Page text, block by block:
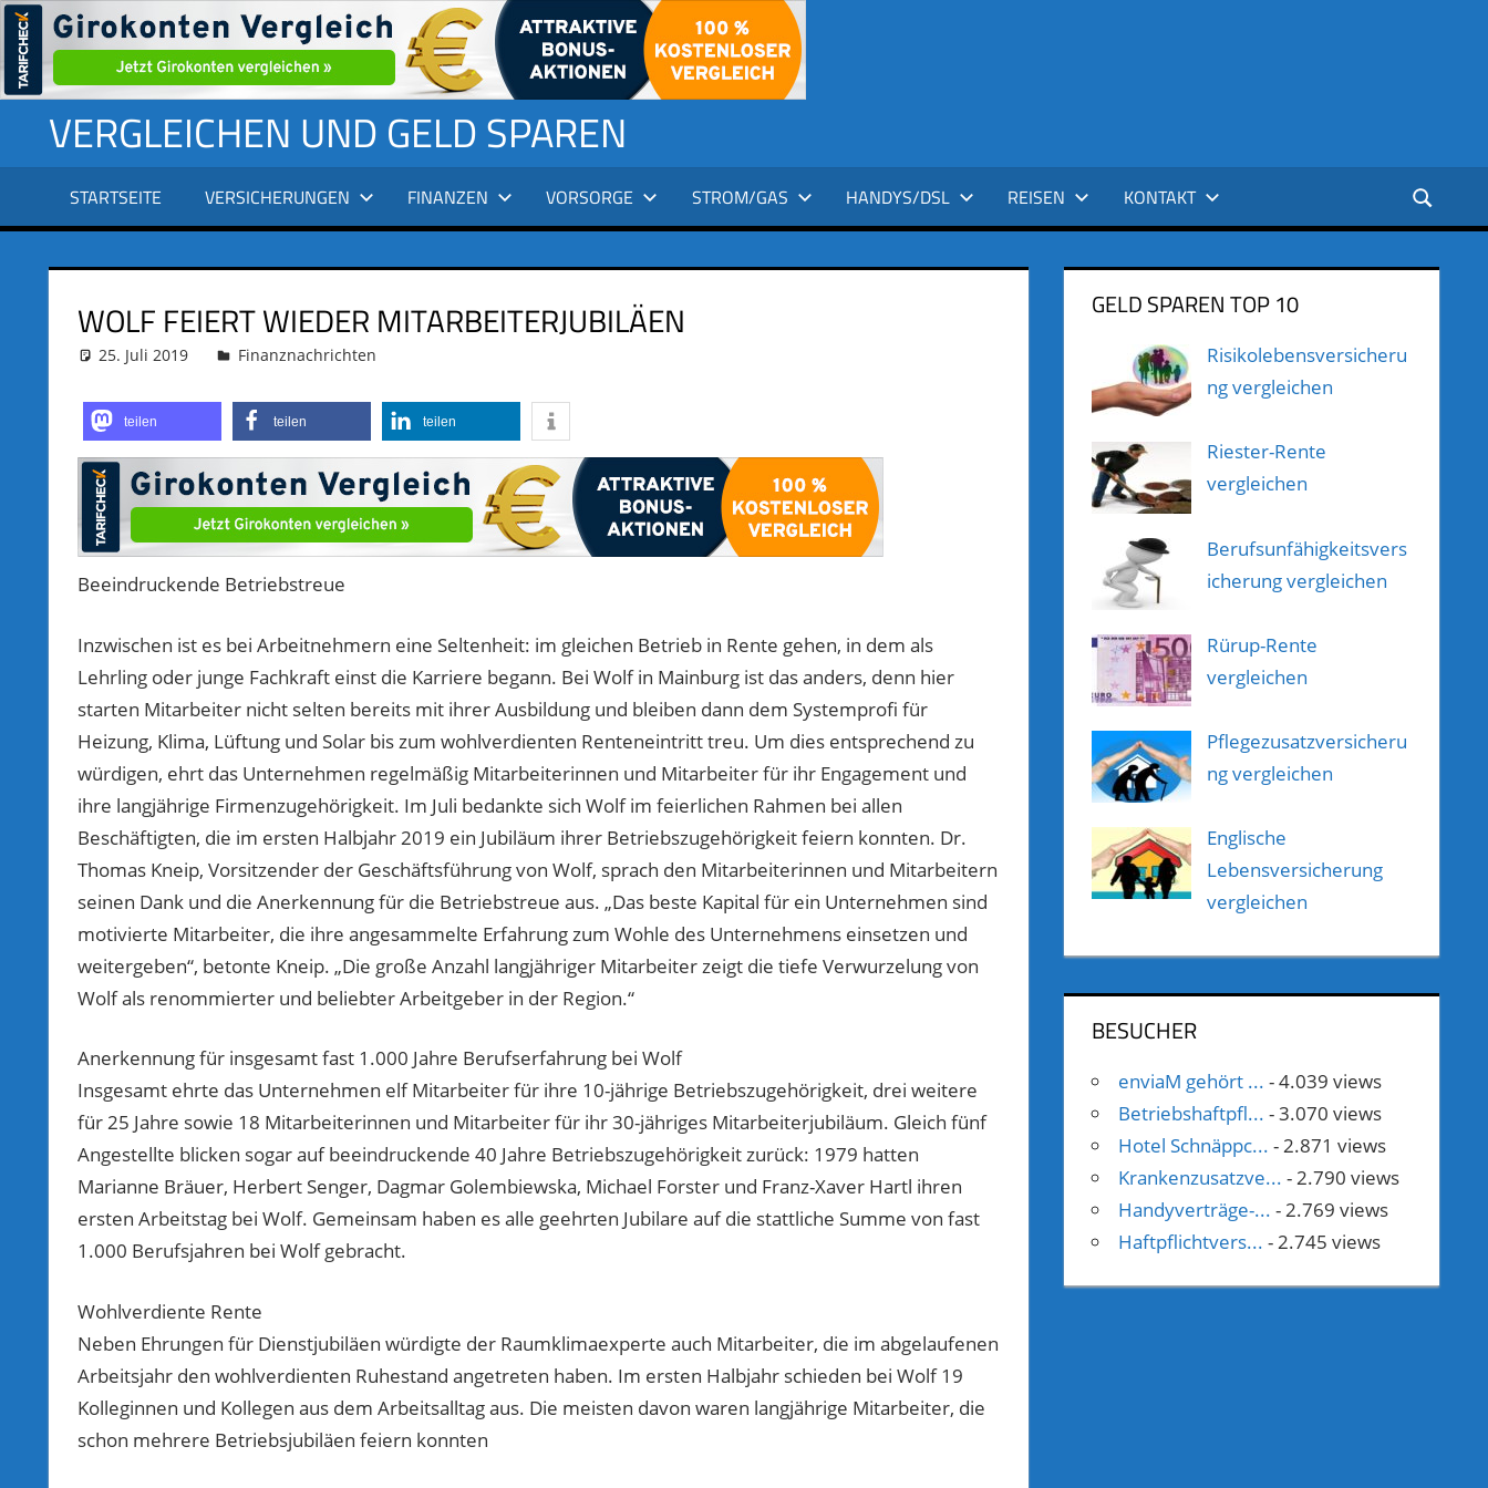
VERGLEICHEN UND GELD SPAREN
STARTSEITE VERSICHERUNGEN FINANZEN VORSORGE STROM/GAS HANDYS/DSL REISEN KONTAKT
WOLF FEIERT WIEDER MITARBEITERJUBILÄEN
25. Juli 2019 adminus
Finanznachrichten
teilen teilen teilen
Beeindruckende Betriebstreue
Inzwischen ist es bei Arbeitnehmern eine Seltenheit: im gleichen Betrieb in Rente gehen, in dem als
Lehrling oder junge Fachkraft einst die Karriere begann. Bei Wolf in Mainburg ist das anders, denn hier
starten Mitarbeiter nicht selten bereits mit ihrer Ausbildung und bleiben dann dem Systemprofi für
Heizung, Klima, Lüftung und Solar bis zum wohlverdienten Renteneintritt treu. Um dies entsprechend zu
würdigen, ehrt das Unternehmen regelmäßig Mitarbeiterinnen und Mitarbeiter für ihr Engagement und
ihre langjährige Firmenzugehörigkeit. Im Juli bedankte sich Wolf im feierlichen Rahmen bei allen
Beschäftigten, die im ersten Halbjahr 2019 ein Jubiläum ihrer Betriebszugehörigkeit feiern konnten. Dr.
Thomas Kneip, Vorsitzender der Geschäftsführung von Wolf, sprach den Mitarbeiterinnen und Mitarbeitern
seinen Dank und die Anerkennung für die Betriebstreue aus. „Das beste Kapital für ein Unternehmen sind
motivierte Mitarbeiter, die ihre angesammelte Erfahrung zum Wohle des Unternehmens einsetzen und
weitergeben“, betonte Kneip. „Die große Anzahl langjähriger Mitarbeiter zeigt die tiefe Verwurzelung von
Wolf als renommierter und beliebter Arbeitgeber in der Region.“
Anerkennung für insgesamt fast 1.000 Jahre Berufserfahrung bei Wolf
Insgesamt ehrte das Unternehmen elf Mitarbeiter für ihre 10-jährige Betriebszugehörigkeit, drei weitere
für 25 Jahre sowie 18 Mitarbeiterinnen und Mitarbeiter für ihr 30-jähriges Mitarbeiterjubiläum. Gleich fünf
Angestellte blicken sogar auf beeindruckende 40 Jahre Betriebszugehörigkeit zurück: 1979 hatten
Marianne Bräuer, Herbert Senger, Dagmar Golembiewska, Michael Forster und Franz-Xaver Hartl ihren
ersten Arbeitstag bei Wolf. Gemeinsam haben es alle geehrten Jubilare auf die stattliche Summe von fast
1.000 Berufsjahren bei Wolf gebracht.
Wohlverdiente Rente
Neben Ehrungen für Dienstjubiläen würdigte der Raumklimaexperte auch Mitarbeiter, die im abgelaufenen
Arbeitsjahr den wohlverdienten Ruhestand angetreten haben. Im ersten Halbjahr schieden bei Wolf 19
Kolleginnen und Kollegen aus dem Arbeitsalltag aus. Die meisten davon waren langjährige Mitarbeiter, die
schon mehrere Betriebsjubiläen feiern konnten
GELD SPAREN TOP 10
Risikolebensversicheru
ng vergleichen
Riester-Rente
vergleichen
Berufsunfähigkeitsvers
icherung vergleichen
Rürup-Rente
vergleichen
Pflegezusatzversicheru
ng vergleichen
Englische
Lebensversicherung
vergleichen
BESUCHER
enviaM gehört ... - 4.039 views
Betriebshaftpfl... - 3.070 views
Hotel Schnäppc... - 2.871 views
Krankenzusatzve... - 2.790 views
Handyverträge-... - 2.769 views
Haftpflichtvers... - 2.745 views